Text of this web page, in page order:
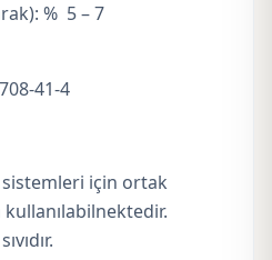
% 5 – 7
41-4
sistemleri için ortak